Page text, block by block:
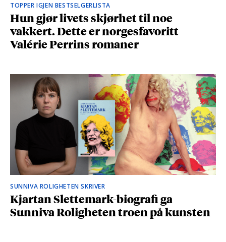
TOPPER IGJEN BESTSELGERLISTA
Hun gjør livets skjørhet til noe
vakkert. Dette er norgesfavoritt
Valérie Perrins romaner
SUNNIVA ROLIGHETEN SKRIVER
Kjartan Slettemark-biografi ga
Sunniva Roligheten troen på kunsten